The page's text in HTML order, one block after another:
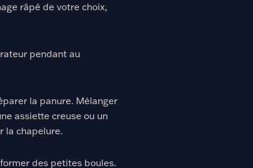
râpé de votre choix,
pendant au
la panure. Mélanger
assiette creuse ou un
la chapelure.
des petites boules.